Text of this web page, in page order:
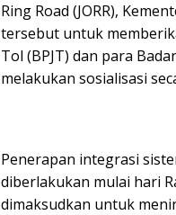
Ring Road (JORR),
tersebut untuk
Tol (BPJT) dan para
melakukan sosialisasi
Penerapan integrasi
diberlakukan mulai hari
dimaksudkan untuk